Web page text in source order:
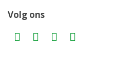
Volg ons